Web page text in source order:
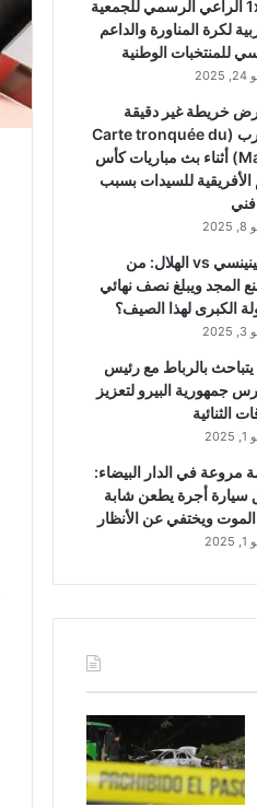
1xBet الراعي الرسمي للجمعية
لكرة المناورة والداعم
للمنتخبات الوطنية
خريطة غير دقيقة
للمغرب (Carte tronquée du
Maroc) أثناء بث مباريات كأس
الأفريقية للسيدات بسبب
فلومينينسي vs الهلال: من
المجد ويبلغ نصف نهائي
الكبرى لهذا الصيف؟
بالرباط مع رئيس
جمهورية البيرو لتعزيز
الثنائية
مروعة في الدار البيضاء:
سيارة أجرة يطعن شابة
ويختفي عن الأنظار